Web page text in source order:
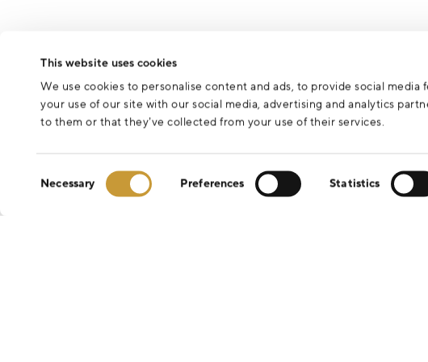
This website uses cookies
We use cookies to personalise content and ads, to provide social
your use of our site with our social media, advertising and analytics
to them or that they’ve collected from your use of their services.
Necessary Preferences Statistics